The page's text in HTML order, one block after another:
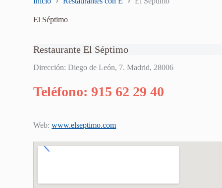
El Séptimo
Restaurante El Séptimo
Dirección: Diego de León, 7. Madrid, 28006
Teléfono: 915 62 29 40
Web:www.elseptimo.com